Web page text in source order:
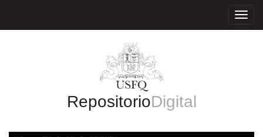
RepositorioDigital